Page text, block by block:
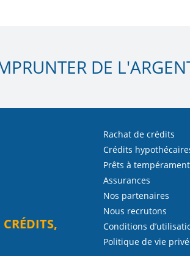
DE
Rachat de crédits
Crédits
Prêts à tempérament
Assurances
Nos partenaires
Nous recrutons
Conditions
Politique de vie